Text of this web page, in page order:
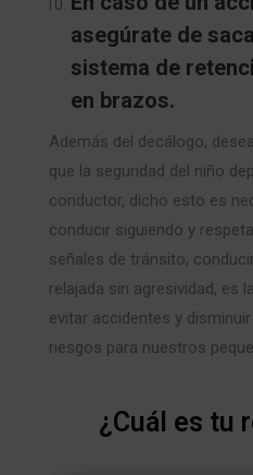
asegúrate de
sistema de
en brazos.
Además del decálogo,
que la seguridad del niño
conductor, dicho esto es
conducir siguiendo y
señales de tránsito,
relajada sin agresividad, es
evitar accidentes y
riesgos para nuestros
¿Cuál es tu